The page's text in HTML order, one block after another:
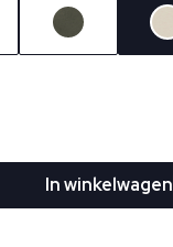
In winkelwagen